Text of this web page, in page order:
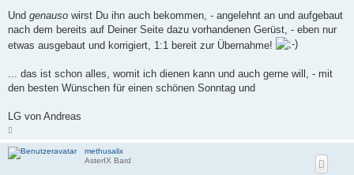
Und genauso wirst Du ihn auch bekommen, - angelehnt an und aufgebaut
nach dem bereits auf Deiner Seite dazu vorhandenen Gerüst, - eben nur
etwas ausgebaut und korrigiert, 1:1 bereit zur Übernahme!
... das ist schon alles, womit ich dienen kann und auch gerne will, - mit
den besten Wünschen für einen schönen Sonntag und
LG von Andreas
c
h
methusalix
AsterIX Bard